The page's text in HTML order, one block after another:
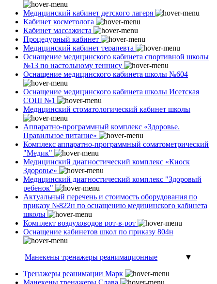
Медицинский кабинет детского лагеря
Кабинет косметолога
Кабинет массажиста
Процедурный кабинет
Медицинский кабинет терапевта
Оснащение медицинского кабинета спортивной школы
№13 по настольному теннису
Оснащение медицинского кабинета школы №604
Оснащение медицинского кабинета школы Исетская
СОШ №1
Медицинский стоматологический кабинет школы
Аппаратно-программный комплекс «Здоровье.
Правильное питание»
Комплекс аппаратно-программный соматометрический
"Медик"
Медицинский диагностический комплекс «Киоск
Здоровье»
Медицинский диагностический комплекс "Здоровый
ребенок"
Актуальный перечень и стоимость оборудования по
приказу №822н по оснащению медицинского кабинета
школы
Комплект воздуховодов рот-в-рот
Оснащение кабинетов школ по приказу 804н
Манекены тренажеры реанимационные
▼
Тренажеры реанимации Марк
Манекены тренажеры Слава